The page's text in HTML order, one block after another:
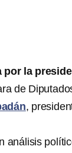
la
de
,
análisis